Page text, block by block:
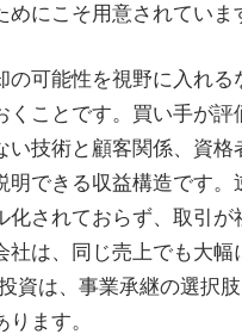
めにこそ用意されていま
の可能性を視野に入れる
くことです。買い手が評
い技術と顧客関係、資格
明できる収益構造です。
化されておらず、取引が
社は、同じ売上でも大幅
資は、事業承継の選択
ます。